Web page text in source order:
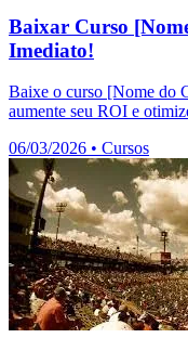
Baixar Curso
Imediato!
Baixe o curso [Nome do
aumente seu ROI e
06/03/2026 • Cursos